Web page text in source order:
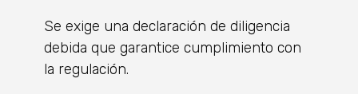
Se exige una declaración de diligencia
debida que garantice cumplimiento con
la regulación.